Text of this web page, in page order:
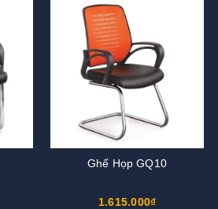
Ghế Họp GQ10
1.615.000₫